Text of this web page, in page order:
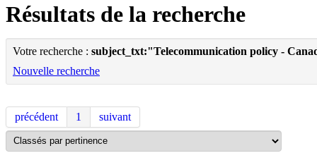
Résultats de la recherche
Votre recherche : subject_txt:"Telecommunication policy -
Nouvelle recherche
précédent 1 suivant